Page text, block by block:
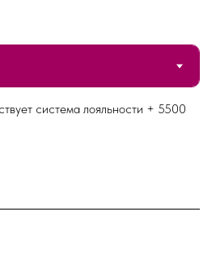
система лояльности + 5500